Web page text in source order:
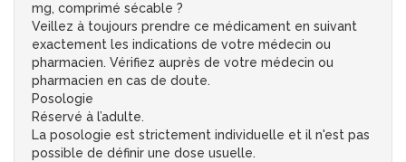
mg, comprimé sécable ?
Veillez à toujours prendre ce médicament en suivant
exactement les indications de votre médecin ou
pharmacien. Vérifiez auprès de votre médecin ou
pharmacien en cas de doute.
Posologie
Réservé à l’adulte.
La posologie est strictement individuelle et il n'est pas
possible de définir une dose usuelle.